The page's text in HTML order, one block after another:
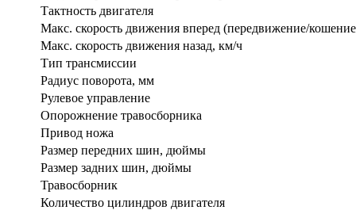
Тактность двигателя
Макс. скорость движения вперед (передвижение/
Макс. скорость движения назад, км/ч
Тип трансмиссии
Радиус поворота, мм
Рулевое управление
Опорожнение травосборника
Привод ножа
Размер передних шин, дюймы
Размер задних шин, дюймы
Травосборник
Количество цилиндров двигателя